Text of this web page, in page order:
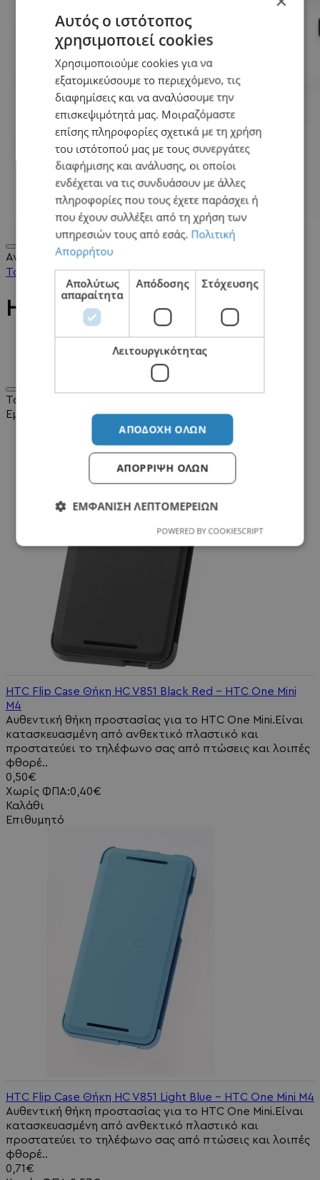
Αναζήτηση...
Το Καλάθι Μου0,00€ 0
HTC
0
Ταξινόμηση:
Εμφάνιση:
HTC Flip Case Θήκη HC V851 Black Red - HTC One Μini
M4
Αυθεντική θήκη προστασίας για το HTC One Mini.Είναι
κατασκευασμένη από ανθεκτικό πλαστικό και
προστατεύει το τηλέφωνο σας από πτώσεις και λοιπές
φθορέ..
0,50€
Χωρίς ΦΠΑ:0,40€
Καλάθι
Επιθυμητό
HTC Flip Case Θήκη HC V851 Light Blue - HTC One Μini M4
Αυθεντική θήκη προστασίας για το HTC One Mini.Είναι
κατασκευασμένη από ανθεκτικό πλαστικό και
προστατεύει το τηλέφωνο σας από πτώσεις και λοιπές
φθορέ..
0,71€
Αυτός ο ιστότοπος
χρησιμοποιεί cookies
Χρησιμοποιούμε cookies για να
εξατομικεύσουμε το περιεχόμενο, τις
διαφημίσεις και να αναλύσουμε την
επισκεψιμότητά μας. Μοιραζόμαστε
επίσης πληροφορίες σχετικά με τη χρήση
του ιστότοπού μας με τους συνεργάτες
διαφήμισης και ανάλυσης, οι οποίοι
ενδέχεται να τις συνδυάσουν με άλλες
πληροφορίες που τους έχετε παράσχει ή
που έχουν συλλέξει από τη χρήση των
υπηρεσιών τους από εσάς. Πολιτική
Απορρήτου
Απολύτως
απαραίτητα
Απόδοσης Στόχευσης
Λειτουργικότητας
ΑΠΟΔΟΧΉ ΌΛΩΝ
ΑΠΌΡΡΙΨΗ ΌΛΩΝ
ΕΜΦΆΝΙΣΗ ΛΕΠΤΟΜΕΡΕΙΏΝ
POWERED BY COOKIESCRIPT